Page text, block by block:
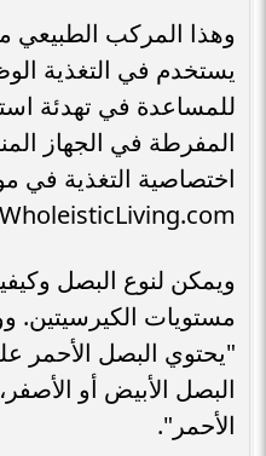
وهذا المركب الطبيعي
يستخدم في التغذية
للمساعدة في تهدئة
المفرطة في الجهاز
اختصاصية التغذية في
WholeisticLiving.com.
ويمكن لنوع البصل
مستويات الكيرسيتين.
"يحتوي البصل الأحمر
البصل الأبيض أو
الأحمر".